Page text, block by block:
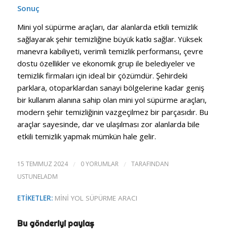
Sonuç
Mini yol süpürme araçları, dar alanlarda etkili temizlik
sağlayarak şehir temizliğine büyük katkı sağlar. Yüksek
manevra kabiliyeti, verimli temizlik performansı, çevre
dostu özellikler ve ekonomik grup ile belediyeler ve
temizlik firmaları için ideal bir çözümdür. Şehirdeki
parklara, otoparklardan sanayi bölgelerine kadar geniş
bir kullanım alanına sahip olan mini yol süpürme araçları,
modern şehir temizliğinin vazgeçilmez bir parçasıdır. Bu
araçlar sayesinde, dar ve ulaşılması zor alanlarda bile
etkili temizlik yapmak mümkün hale gelir.
15 TEMMUZ 2024 / 0 YORUMLAR /
TARAFINDAN
USTUNELADM
ETIKETLER: MINI YOL SÜPÜRME ARACI
Bu gönderiyi paylaş